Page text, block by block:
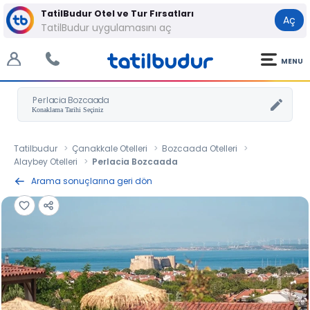
TatilBudur Otel ve Tur Fırsatları
TatilBudur uygulamasını aç
Aç
MENU
Perlacia Bozcaada
Tatilbudur Çanakkale Otelleri
Bozcaada Otelleri
Alaybey Otelleri
Perlacia Bozcaada
Arama sonuçlarına geri dön